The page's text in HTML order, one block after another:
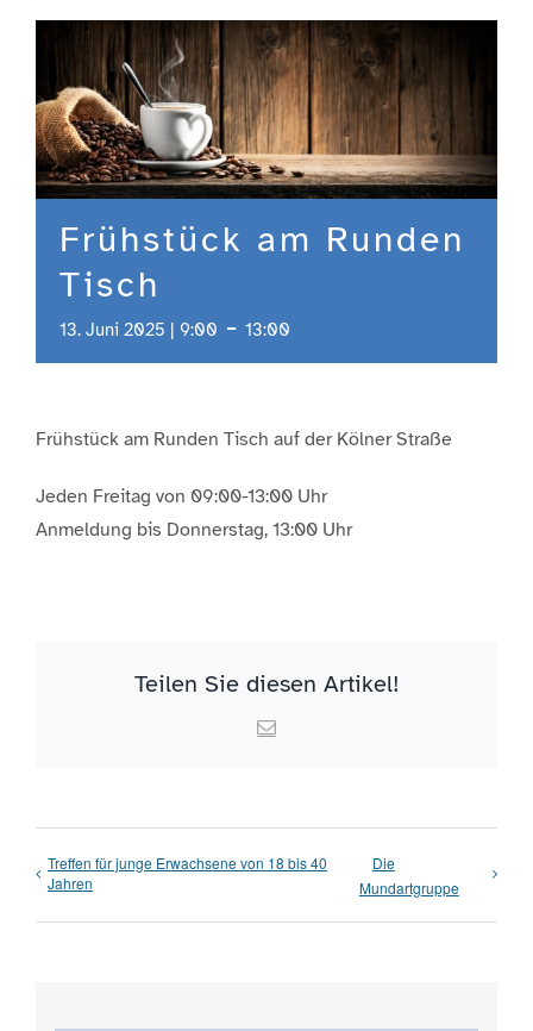
Engagement
Aktuelles
Information
Frühstück am Runden
Tisch
13. Juni 2025 | 9:00 - 13:00
Frühstück am Runden Tisch auf der Kölner Straße
Jeden Freitag von 09:00-13:00 Uhr
Anmeldung bis Donnerstag, 13:00 Uhr
Teilen Sie diesen Artikel!
Email
Treffen für junge Erwachsene von 18 bis 40
Jahren
Die
Mundartgruppe